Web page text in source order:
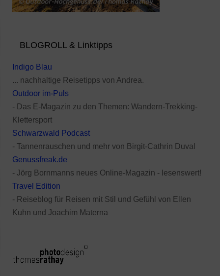
BLOGROLL & Linktipps
Indigo Blau
... nachhaltige Reisetipps von Andrea.
Outdoor im-Puls
- Das E-Magazin zu den Themen: Wandern-Trekking-
Klettersport
Schwarzwald Podcast
- Tannenrauschen und mehr von Birgit-Cathrin Duval
Genussfreak.de
- Jörg Bornmanns neues Online-Magazin - lesenswert!
Travel Edition
- Reiseblog für Reisen mit Stil und Gefühl von Ellen
Kuhn und Joachim Materna